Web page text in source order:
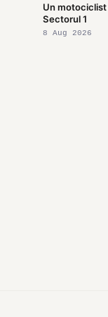
Un
Sectorul 1
8 Aug 2026